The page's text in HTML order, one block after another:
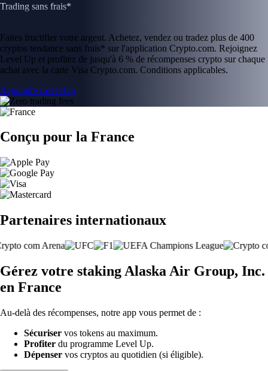
Trading sans frais*
Faites fructifier votre argent. Achetez, vendez ou tradez plus de 400
cryptos tendance sans frais* sur l'application Crypto.com. Rejoignez
Level Up et profitez de jusqu'à 6 % de récompenses crypto sur chaque
achat avec la carte Visa Crypto.com. Conditions applicables.
Rejoindre Level Up
Conçu pour la France
Partenaires internationaux
Gérez votre staking Alaska Air Group, Inc.
en France
Au-delà des récompenses, notre app vous permet de :
Sécuriser vos tokens au maximum.
Profiter du programme Level Up.
Dépenser vos cryptos au quotidien (si éligible).